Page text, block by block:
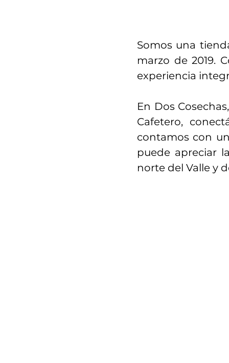
Somos una
marzo de 2019.
experiencia
En Dos
Cafetero,
contamos con
puede apreciar
norte del Valle y